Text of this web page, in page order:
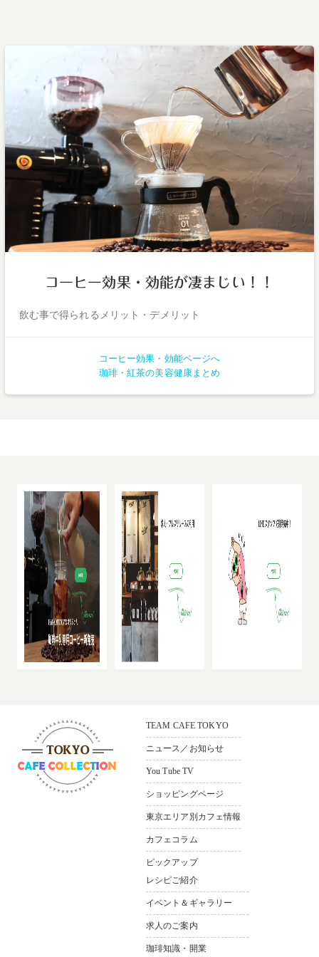
コーヒー効果・効能が凄まじい！！
飲む事で得られるメリット・デメリット
コーヒー効果・効能ページへ
珈琲・紅茶の美容健康まとめ
TEAM CAFE TOKYO
ニュース／お知らせ
You Tube TV
ショッピングページ
東京エリア別カフェ情報
カフェコラム
ピックアップ
レシピご紹介
イベント＆ギャラリー
求人のご案内
珈琲知識・開業